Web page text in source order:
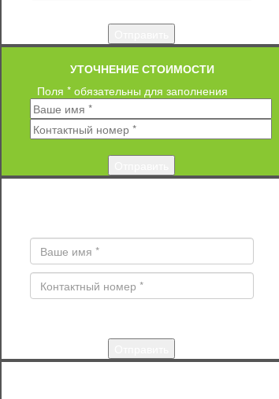
УТОЧНЕНИЕ СТОИМОСТИ
Поля * обязательны для заполнения